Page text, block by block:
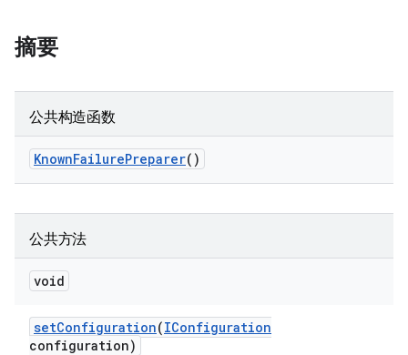
摘要
公共构造函数
KnownFailurePreparer()
公共方法
void
setConfiguration(IConfiguration
configuration)